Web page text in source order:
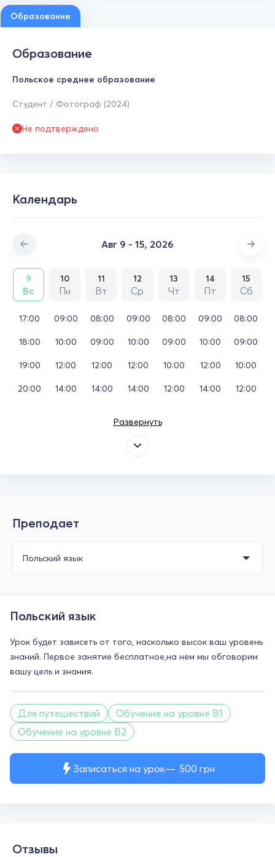
Образование
Образование
Польское среднее образование
Студент / Фотограф (2024)
Не подтверждено
Календарь
Авг 9 - 15, 2026
9
Вс
10
Пн
11
Вт
12
Ср
13
Чт
14
Пт
15
Сб
17:00
18:00
19:00
20:00
09:00
10:00
12:00
14:00
08:00
09:00
12:00
14:00
09:00
10:00
12:00
14:00
08:00
09:00
10:00
12:00
09:00
10:00
12:00
14:00
08:00
09:00
10:00
12:00
Развернуть
Преподает
Записаться на урок 500 грн
Польский язык
Урок будет зависеть от того, насколько высок ваш уровень
знаний. Первое занятие бесплатное,на нем мы обговорим
вашу цель и знания.
Для путешествий
Обучение на уровне B1
Обучение на уровне B2
Отзывы